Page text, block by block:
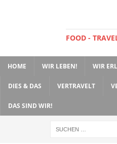
FOOD -
HOME WIR LEBEN! WIR
DIES & DAS VERTRAVELT
DAS SIND WIR!